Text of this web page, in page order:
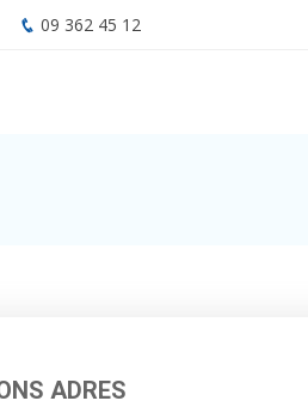
09 362 45 12
ADRES